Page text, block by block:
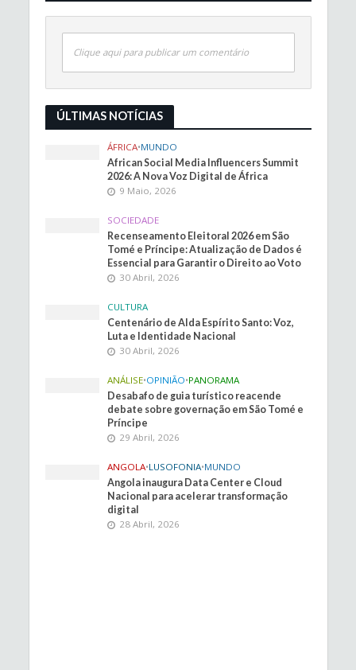
Clique aqui para publicar um comentário
ÚLTIMAS NOTÍCIAS
ÁFRICA•MUNDO
African Social Media Influencers Summit
2026: A Nova Voz Digital de África
9 Maio, 2026
SOCIEDADE
Recenseamento Eleitoral 2026 em São
Tomé e Príncipe: Atualização de Dados é
Essencial para Garantir o Direito ao Voto
30 Abril, 2026
CULTURA
Centenário de Alda Espírito Santo: Voz,
Luta e Identidade Nacional
30 Abril, 2026
ANÁLISE•OPINIÃO•PANORAMA
Desabafo de guia turístico reacende
debate sobre governação em São Tomé e
Príncipe
29 Abril, 2026
ANGOLA•LUSOFONIA•MUNDO
Angola inaugura Data Center e Cloud
Nacional para acelerar transformação
digital
28 Abril, 2026